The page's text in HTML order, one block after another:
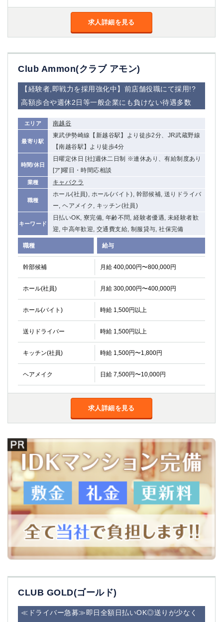
求人詳細を見る
Club Ammon(クラブ アモン)
【経験者,即戦力を採用強化中】前店舗役職にて採用!?
高額歩合や週休2日等一般企業にも負けない待遇多数
エリア 南越谷
最寄り駅
東武伊勢崎線【新越谷駅】より徒歩2分、JR武蔵野線
【南越谷駅】より徒歩4分
時間/休日
日曜定休日 [社]週休二日制 ※連休あり、有給制度あり
[ア]曜日・時間応相談
業種 キャバクラ
職種
ホール(社員), ホール(バイト), 幹部候補, 送りドライバ
ー, ヘアメイク, キッチン(社員)
キーワード
日払いOK, 寮完備, 年齢不問, 経験者優遇, 未経験者歓
迎, 中高年歓迎, 交通費支給, 制服貸与, 社保完備
職種 給与
幹部候補 月給 400,000円〜800,000円
ホール(社員) 月給 300,000円〜400,000円
ホール(バイト) 時給 1,500円以上
送りドライバー 時給 1,500円以上
キッチン(社員) 時給 1,500円〜1,800円
ヘアメイク 日給 7,500円〜10,000円
求人詳細を見る
CLUB GOLD(ゴールド)
≪ドライバー急募≫即日全額日払いOK◎送りが少なく